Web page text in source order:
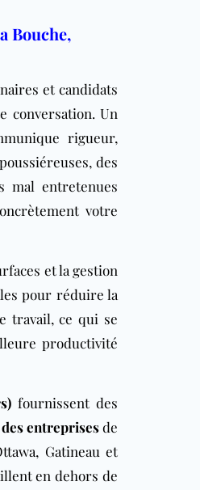
Bouche,
et candidats
conversation. Un
rigueur,
des
mal entretenues
votre
et la gestion
pour réduire la
travail, ce qui se
productivité
fournissent des
entreprisesde
Gatineau et
en dehors de